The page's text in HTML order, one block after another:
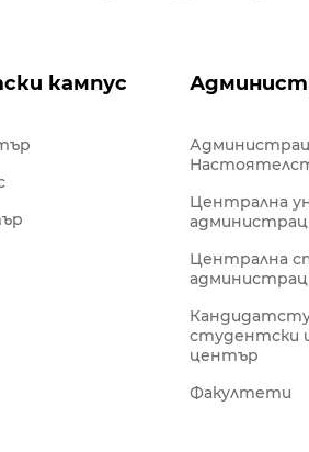
кампус
Централна
Централна
студентски
център
Факултети